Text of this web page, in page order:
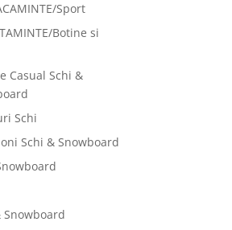
Sport
Botine si
Casual Schi &
Schi
Schi & Snowboard
Snowboard